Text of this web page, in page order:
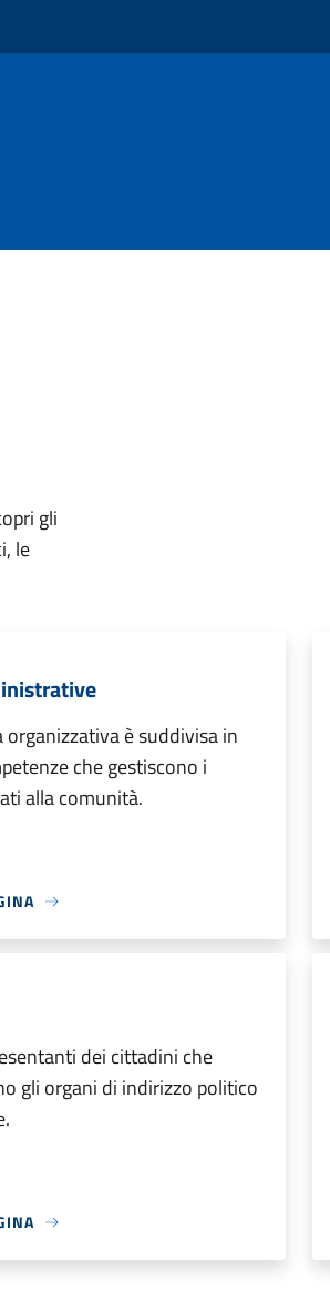
gli
le
è suddivisa in
che gestiscono i
alla comunità.
dei cittadini che
gli organi di indirizzo politico